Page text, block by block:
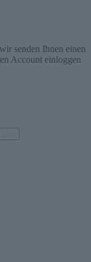
senden Ihnen einen
Account einloggen